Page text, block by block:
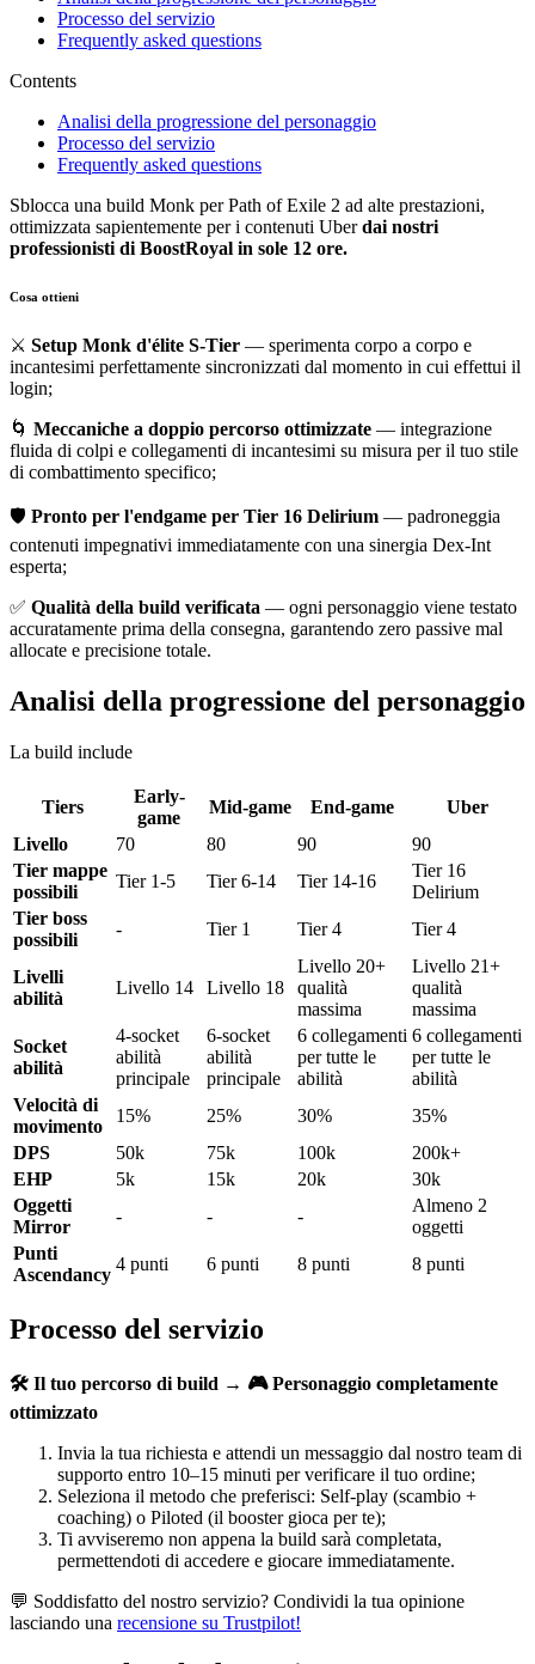
Processo del servizio
Frequently asked questions
Contents
Analisi della progressione del personaggio
Processo del servizio
Frequently asked questions
Sblocca una build Monk per Path of Exile 2 ad alte prestazioni,
ottimizzata sapientemente per i contenuti Uberdai nostri
professionisti di BoostRoyal in sole 12 ore.
Cosa ottieni
⚔️ Setup Monk d'élite S-Tier — sperimenta corpo a corpo e
incantesimi perfettamente sincronizzati dal momento in cui effettui il
login;
🌀 Meccaniche a doppio percorso ottimizzate — integrazione
fluida di colpi e collegamenti di incantesimi su misura per il tuo stile
di combattimento specifico;
🛡️ Pronto per l'endgame per Tier 16 Delirium — padroneggia
contenuti impegnativi immediatamente con una sinergia Dex-Int
esperta;
✅ Qualità della build verificata — ogni personaggio viene testato
accuratamente prima della consegna, garantendo zero passive mal
allocate e precisione totale.
Analisi della progressione del personaggio
La build include
Tiers
Early-
game
Mid-game End-game
Uber
Livello
70 80 90
90
Tier mappe
possibili
Tier 1-5 Tier 6-14 Tier 14-16
Tier 16
Delirium
Tier boss
possibili
- Tier 1 Tier 4 Tier 4
Livelli
abilità
Livello 14 Livello 18
Livello 20+
qualità
massima
Livello 21+
qualità
massima
Socket
abilità
4-socket
abilità
principale
6-socket
abilità
principale
6 collegamenti
per tutte le
abilità
6 collegamenti
per tutte le
abilità
Velocità di
movimento
15% 25% 30%
35%
DPS
50k 75k 100k
200k+
EHP
5k 15k 20k
30k
Oggetti
Mirror
- - -
Almeno 2
oggetti
Punti
Ascendancy
4 punti 6 punti 8 punti 8 punti
Processo del servizio
🛠️ Il tuo percorso di build → 🎮 Personaggio completamente
ottimizzato
Invia la tua richiesta e attendi un messaggio dal nostro team di
supporto entro 10–15 minuti per verificare il tuo ordine;
Seleziona il metodo che preferisci: Self-play (scambio +
coaching) o Piloted (il booster gioca per te);
Ti avviseremo non appena la build sarà completata,
permettendoti di accedere e giocare immediatamente.
💬 Soddisfatto del nostro servizio? Condividi la tua opinione
lasciando una recensione su Trustpilot!